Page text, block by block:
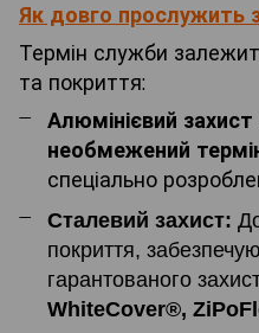
Як довго прослужить
Термін служби
та покриття:
Алюмінієвий
необмежений
спеціально
Сталевий захист:
покриття,
гарантованого
WhiteCover®,